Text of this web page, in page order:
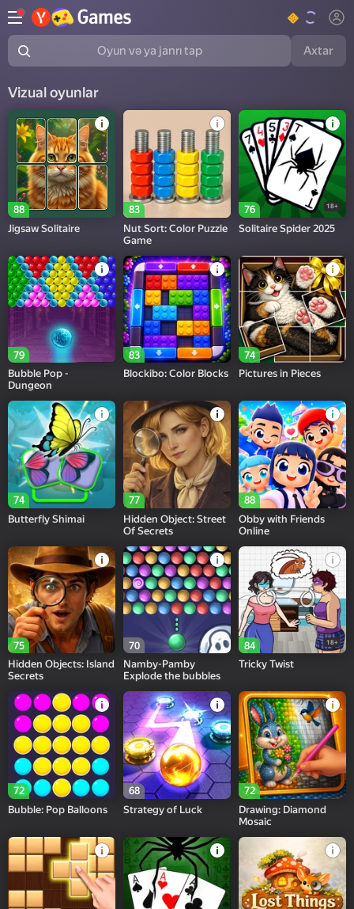
Oyun və ya janrı tap
Axtar
Vizual oyunlar
88
Jigsaw Solitaire
83
Nut Sort: Color Puzzle
Game
76 18+
Solitaire Spider 2025
79
Bubble Pop -
Dungeon
83
Blockibo: Color Blocks
74
Pictures in Pieces
74
Butterfly Shimai
77
Hidden Object: Street
Of Secrets
88
Obby with Friends
Online
75
Hidden Objects: Island
Secrets
70
Namby-Pamby
Explode the bubbles
84 18+
Tricky Twist
72
Bubble: Pop Balloons
68
Strategy of Luck
72
Drawing: Diamond
Mosaic